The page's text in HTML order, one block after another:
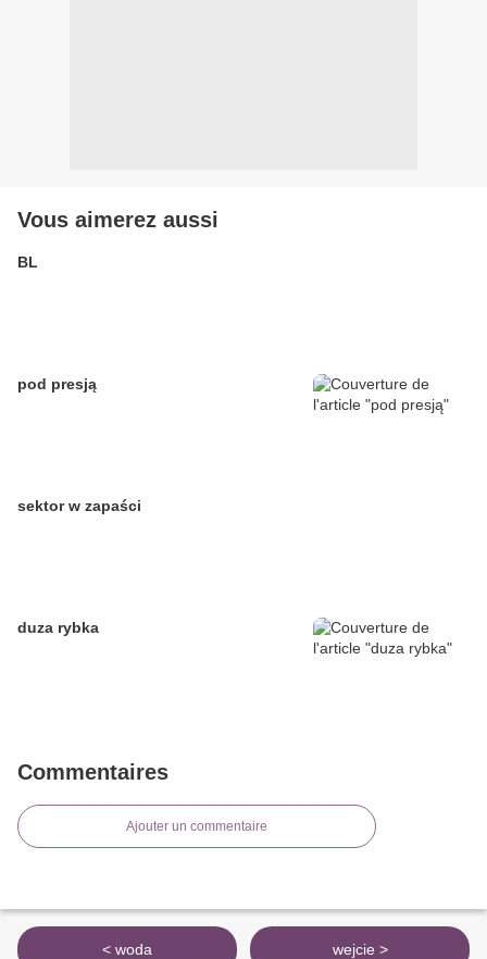
Vous aimerez aussi
BL
pod presją
sektor w zapaści
duza rybka
Commentaires
Ajouter un commentaire
< woda wejcie >